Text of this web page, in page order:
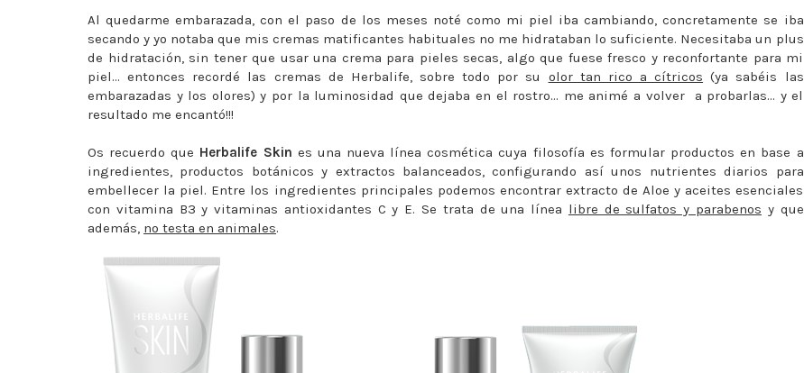
Al quedarme embarazada, con el paso de los meses noté como mi piel iba cambiando, concretamente se iba
secando y yo notaba que mis cremas matificantes habituales no me hidrataban lo suficiente. Necesitaba un plus
de hidratación, sin tener que usar una crema para pieles secas, algo que fuese fresco y reconfortante para mi
piel... entonces recordé las cremas de Herbalife, sobre todo por su olor tan rico a cítricos (ya sabéis las
embarazadas y los olores) y por la luminosidad que dejaba en el rostro... me animé a volver a probarlas... y el
resultado me encantó!!!
Os recuerdo que Herbalife Skin es una nueva línea cosmética cuya filosofía es formular productos en base a
ingredientes, productos botánicos y extractos balanceados, configurando así unos nutrientes diarios para
embellecer la piel. Entre los ingredientes principales podemos encontrar extracto de Aloe y aceites esenciales
con vitamina B3 y vitaminas antioxidantes C y E. Se trata de una línea libre de sulfatos y parabenos y que
además, no testa en animales.